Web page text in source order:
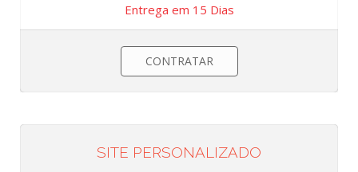
Entrega em 15 Dias
CONTRATAR
SITE PERSONALIZADO